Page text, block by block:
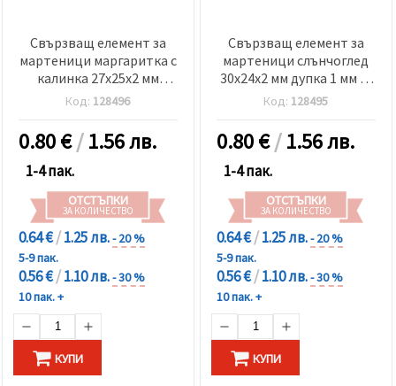
Свързващ елемент за
мартеници маргаритка с
калинка 27x25x2 мм
дупка 1 мм -5 броя
Код: 128496
0.80€/1.56 лв.
1-4 пак.
ОТСТЪПКИ
ЗА КОЛИЧЕСТВО
0.64 €/1.25 лв.- 20 %
5-9 пак.
0.56 €/1.10 лв.- 30 %
10 пак. +
КУПИ
Свързващ елемент за
мартеници слънчоглед
30x24x2 мм дупка 1 мм -5
броя
Код: 128495
0.80€/1.56 лв.
1-4 пак.
ОТСТЪПКИ
ЗА КОЛИЧЕСТВО
0.64 €/1.25 лв.- 20 %
5-9 пак.
0.56 €/1.10 лв.- 30 %
10 пак. +
КУПИ